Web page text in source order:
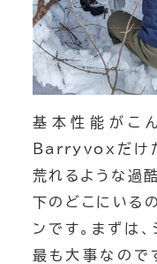
基本性能がこ
Barryvoxだけ
荒れるような過
下のどこにいる
ンです。まずは
最も大事なの